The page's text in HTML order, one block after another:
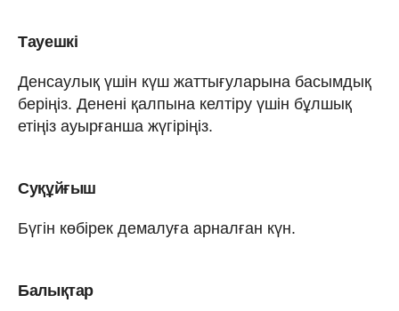
Тауешкі
Денсаулық үшін күш жаттығуларына басымдық
беріңіз. Денені қалпына келтіру үшін бұлшық
етіңіз ауырғанша жүгіріңіз.
Суқұйғыш
Бүгін көбірек демалуға арналған күн.
Балықтар